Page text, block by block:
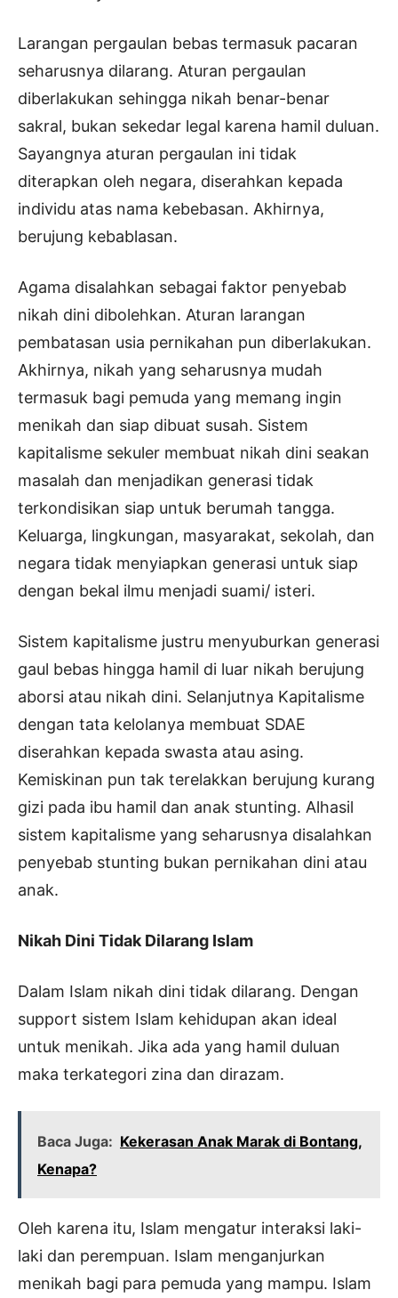
Larangan pergaulan bebas termasuk pacaran
seharusnya dilarang. Aturan pergaulan
diberlakukan sehingga nikah benar-benar
sakral, bukan sekedar legal karena hamil duluan.
Sayangnya aturan pergaulan ini tidak
diterapkan oleh negara, diserahkan kepada
individu atas nama kebebasan. Akhirnya,
berujung kebablasan.
Agama disalahkan sebagai faktor penyebab
nikah dini dibolehkan. Aturan larangan
pembatasan usia pernikahan pun diberlakukan.
Akhirnya, nikah yang seharusnya mudah
termasuk bagi pemuda yang memang ingin
menikah dan siap dibuat susah. Sistem
kapitalisme sekuler membuat nikah dini seakan
masalah dan menjadikan generasi tidak
terkondisikan siap untuk berumah tangga.
Keluarga, lingkungan, masyarakat, sekolah, dan
negara tidak menyiapkan generasi untuk siap
dengan bekal ilmu menjadi suami/ isteri.
Sistem kapitalisme justru menyuburkan generasi
gaul bebas hingga hamil di luar nikah berujung
aborsi atau nikah dini. Selanjutnya Kapitalisme
dengan tata kelolanya membuat SDAE
diserahkan kepada swasta atau asing.
Kemiskinan pun tak terelakkan berujung kurang
gizi pada ibu hamil dan anak stunting. Alhasil
sistem kapitalisme yang seharusnya disalahkan
penyebab stunting bukan pernikahan dini atau
anak.
Nikah Dini Tidak Dilarang Islam
Dalam Islam nikah dini tidak dilarang. Dengan
support sistem Islam kehidupan akan ideal
untuk menikah. Jika ada yang hamil duluan
maka terkategori zina dan dirazam.
Baca Juga: Kekerasan Anak Marak di Bontang,
Kenapa?
Oleh karena itu, Islam mengatur interaksi laki-
laki dan perempuan. Islam menganjurkan
menikah bagi para pemuda yang mampu. Islam